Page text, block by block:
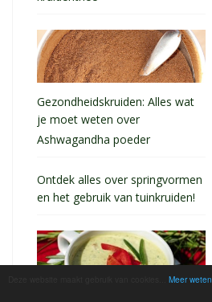
Meer weten
Gezondheidskruiden: Alles wat
je moet weten over
Ashwagandha poeder
Ontdek alles over springvormen
en het gebruik van tuinkruiden!